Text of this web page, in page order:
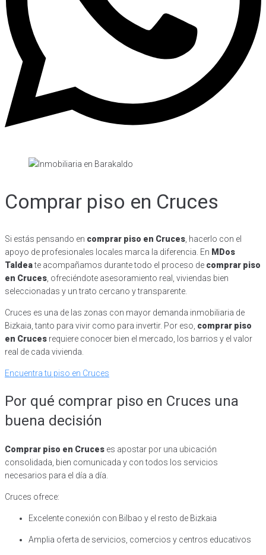
Comprar piso en Cruces
Si estás pensando en comprar piso en Cruces , hacerlo con el
apoyo de profesionales locales marca la diferencia. En MDos
Taldeate acompañamos durante todo el proceso de comprar piso
en Cruces , ofreciéndote asesoramiento real, viviendas bien
seleccionadas y un trato cercano y transparente.
Cruces es una de las zonas con mayor demanda inmobiliaria de
Bizkaia, tanto para vivir como para invertir. Por eso, comprar piso
en Cruces requiere conocer bien el mercado, los barrios y el valor
real de cada vivienda.
Encuentra tu piso en Cruces
Por qué comprar piso en Cruces una
buena decisión
Comprar piso en Cruces es apostar por una ubicación
consolidada, bien comunicada y con todos los servicios
necesarios para el día a día.
Cruces ofrece:
Excelente conexión con Bilbao y el resto de Bizkaia
Amplia oferta de servicios, comercios y centros educativos